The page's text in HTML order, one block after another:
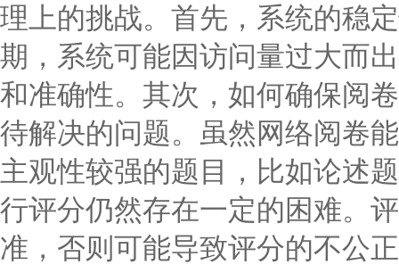
理上的挑战。首先，系统的稳
期，系统可能因访问量过大而
和准确性。其次，如何确保阅
待解决的问题。虽然网络阅卷
主观性较强的题目，比如论述
行评分仍然存在一定的困难。
准，否则可能导致评分的不公